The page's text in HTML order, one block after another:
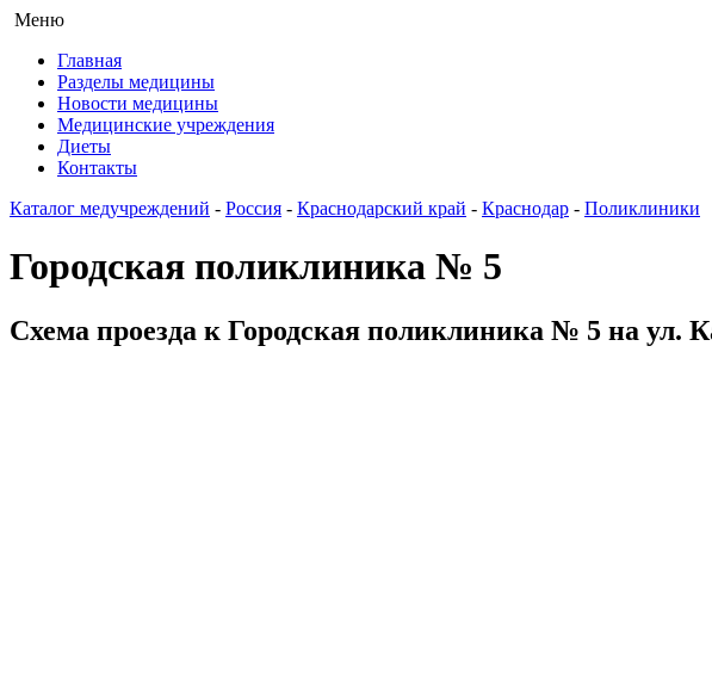
Меню
Главная
Разделы медицины
Новости медицины
Медицинские учреждения
Диеты
Контакты
Каталог медучреждений - Россия - Краснодарский край - Краснодар - Поликлиники
Городская поликлиника № 5
Схема проезда к Городская поликлиника № 5 на ул.